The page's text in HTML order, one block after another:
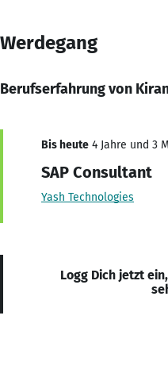
Werdegang
Berufserfahrung von
Bis heute 4 Jahre und 3
SAP Consultant
Yash Technologies
Logg Dich jetzt